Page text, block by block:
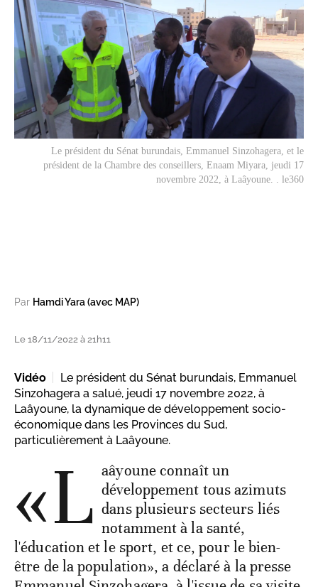
Le président du Sénat burundais, Emmanuel Sinzohagera, et le
président de la Chambre des conseillers, Enaam Miyara, jeudi 17
novembre 2022, à Laâyoune. . le360
Par Hamdi Yara (avec MAP)
Le 18/11/2022 à 21h11
Vidéo
Le président du Sénat burundais, Emmanuel
Sinzohagera a salué, jeudi 17 novembre 2022, à
Laâyoune, la dynamique de développement socio-
économique dans les Provinces du Sud,
particulièrement à Laâyoune.
«L aâyoune connaît un
développement tous azimuts
dans plusieurs secteurs liés
notamment à la santé,
l'éducation et le sport, et ce, pour le bien-
être de la population», a déclaré à la presse